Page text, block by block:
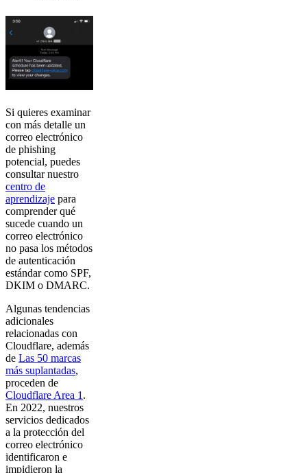
Si quieres examinar
con más detalle un
correo electrónico
de phishing
potencial, puedes
consultar nuestro
centro de
aprendizaje para
comprender qué
sucede cuando un
correo electrónico
no pasa los métodos
de autenticación
estándar como SPF,
DKIM o DMARC.
Algunas tendencias
adicionales
relacionadas con
Cloudflare, además
de Las 50 marcas
más suplantadas,
proceden de
Cloudflare Area 1 .
En 2022, nuestros
servicios dedicados
a la protección del
correo electrónico
identificaron e
impidieron la